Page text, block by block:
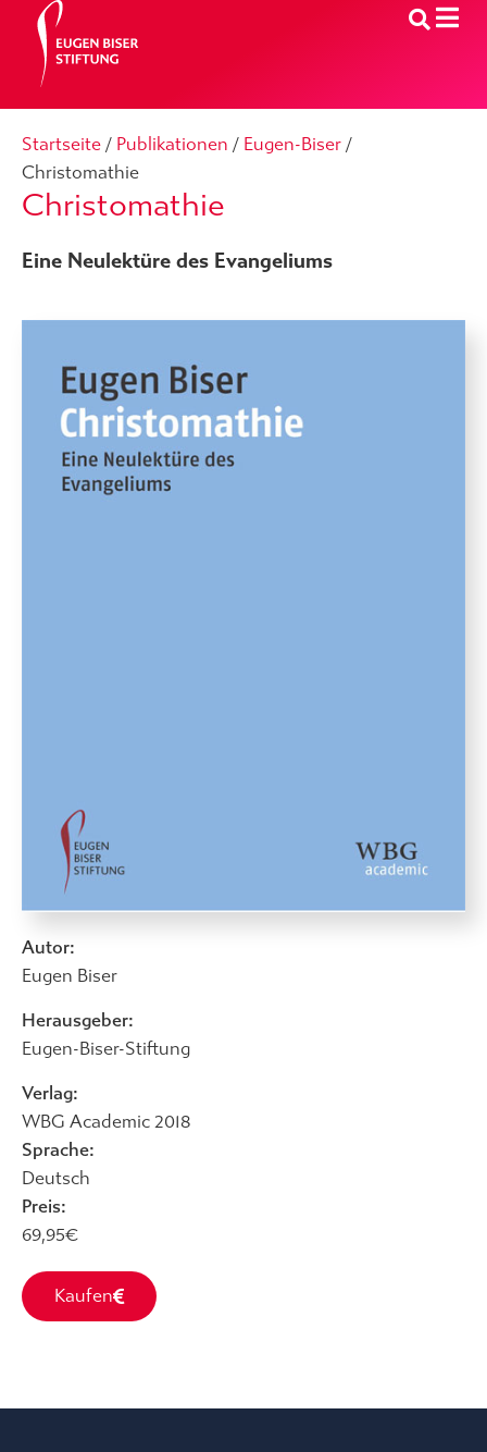
Startseite / Publikationen / Eugen-Biser /
Christomathie
Christomathie
Eine Neulektüre des Evangeliums
Autor:
Eugen Biser
Herausgeber:
Eugen-Biser-Stiftung
Verlag:
WBG Academic 2018
Sprache:
Deutsch
Preis:
69,95€
Kaufen